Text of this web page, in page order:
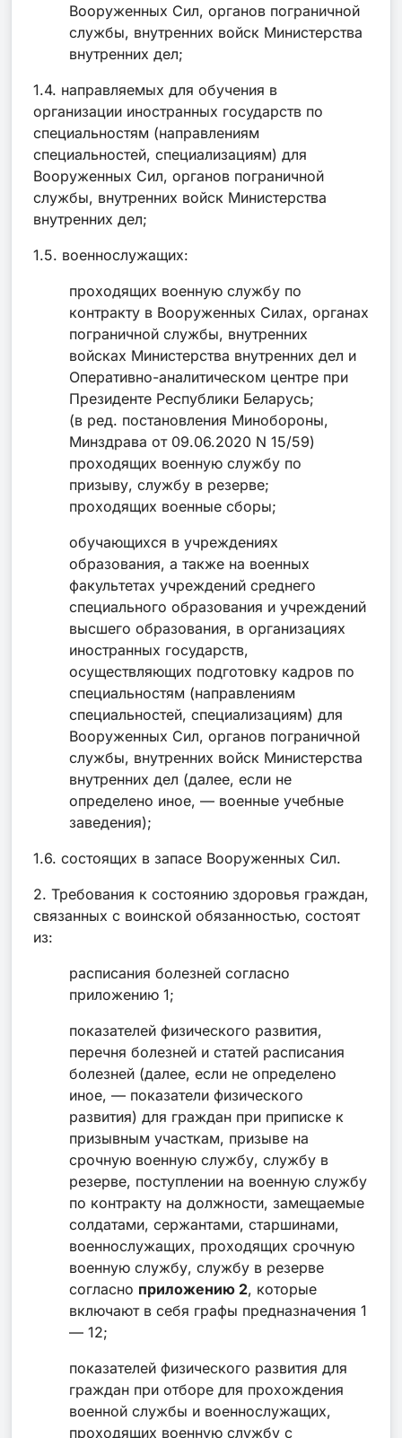
Вооруженных Сил, органов пограничной
службы, внутренних войск Министерства
внутренних дел;
1.4. направляемых для обучения в
организации иностранных государств по
специальностям (направлениям
специальностей, специализациям) для
Вооруженных Сил, органов пограничной
службы, внутренних войск Министерства
внутренних дел;
1.5. военнослужащих:
проходящих военную службу по
контракту в Вооруженных Силах, органах
пограничной службы, внутренних
войсках Министерства внутренних дел и
Оперативно-аналитическом центре при
Президенте Республики Беларусь;
(в ред. постановления Минобороны,
Минздрава от 09.06.2020 N 15/59)
проходящих военную службу по
призыву, службу в резерве;
проходящих военные сборы;
обучающихся в учреждениях
образования, а также на военных
факультетах учреждений среднего
специального образования и учреждений
высшего образования, в организациях
иностранных государств,
осуществляющих подготовку кадров по
специальностям (направлениям
специальностей, специализациям) для
Вооруженных Сил, органов пограничной
службы, внутренних войск Министерства
внутренних дел (далее, если не
определено иное, — военные учебные
заведения);
1.6. состоящих в запасе Вооруженных Сил.
2. Требования к состоянию здоровья граждан,
связанных с воинской обязанностью, состоят
из:
расписания болезней согласно
приложению 1;
показателей физического развития,
перечня болезней и статей расписания
болезней (далее, если не определено
иное, — показатели физического
развития) для граждан при приписке к
призывным участкам, призыве на
срочную военную службу, службу в
резерве, поступлении на военную службу
по контракту на должности, замещаемые
солдатами, сержантами, старшинами,
военнослужащих, проходящих срочную
военную службу, службу в резерве
согласно приложению 2, которые
включают в себя графы предназначения 1
— 12;
показателей физического развития для
граждан при отборе для прохождения
военной службы и военнослужащих,
проходящих военную службу с